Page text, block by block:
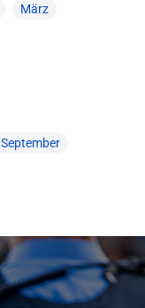
März
September